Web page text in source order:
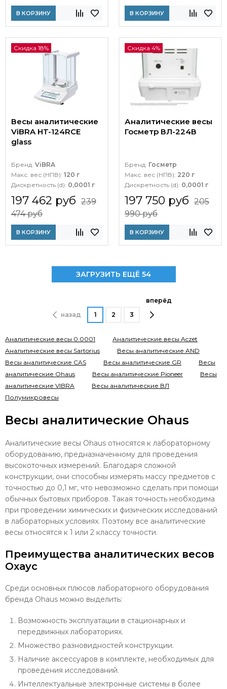
В КОРЗИНУ В КОРЗИНУ
Скидка 18%
Весы аналитические
ViBRA HT-124RCE
glass
Бренд: ViBRA
Макс. вес (НПВ): 120 г
Дискретность (d): 0,0001 г
197 462 руб 239
474 руб
В КОРЗИНУ
Скидка 4%
Аналитические весы
Госметр ВЛ-224В
Бренд: Госметр
Макс. вес (НПВ): 220 г
Дискретность (d): 0,0001 г
197 750 руб 205
990 руб
В КОРЗИНУ
ЗАГРУЗИТЬ ЕЩЁ 54
назад 1 2 3
вперёд
Аналитические весы 0.0001
Аналитические весы Aczet
Аналитические весы Sartorius
Весы аналитические AND
Весы аналитические CAS
Весы аналитические GR
Весы
аналитические Ohaus
Весы аналитические Pioneer
Весы
аналитические VIBRA
Весы аналитические ВЛ
Полумикровесы
Весы аналитические Ohaus
Аналитические весы Ohaus относятся к лабораторному
оборудованию, предназначенному для проведения
высокоточных измерений. Благодаря сложной
конструкции, они способны измерять массу предметов с
точностью до 0,1 мг, что невозможно сделать при помощи
обычных бытовых приборов. Такая точность необходима
при проведении химических и физических исследований
в лабораторных условиях. Поэтому все аналитические
весы относятся к 1 или 2 классу точности.
Преимущества аналитических весов
Охаус
Среди основных плюсов лабораторного оборудования
бренда Ohaus можно выделить:
Возможность эксплуатации в стационарных и
передвижных лабораториях.
Множество разновидностей конструкции.
Наличие аксессуаров в комплекте, необходимых для
проведения исследований.
Интеллектуальные электронные системы в более